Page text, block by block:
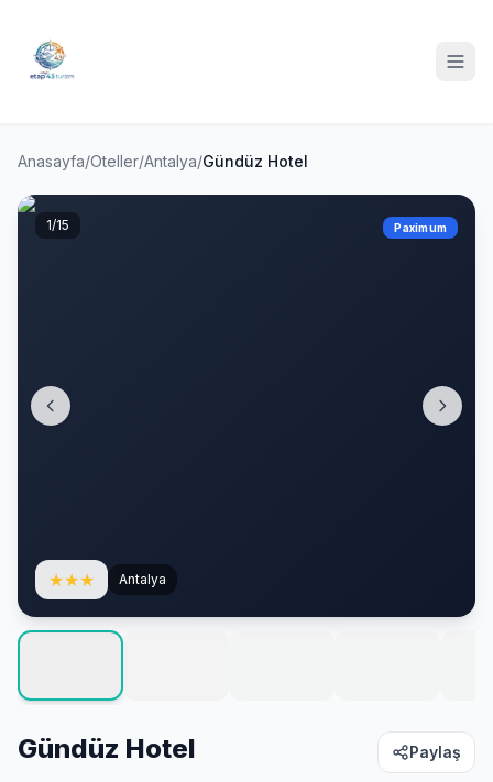
Anasayfa/Oteller/Antalya/Gündüz Hotel
★★★ Antalya
Paximum
1/15
Gündüz Hotel Paylaş